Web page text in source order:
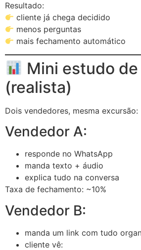
Resultado:
cliente já chega decidido
menos perguntas
mais fechamento automático
Mini estudo
(realista)
Dois vendedores, mesma excursão:
Vendedor A:
responde no WhatsApp
manda texto + áudio
explica tudo na conversa
Taxa de fechamento: ~10%
Vendedor B:
manda um link com tudo
cliente vê: